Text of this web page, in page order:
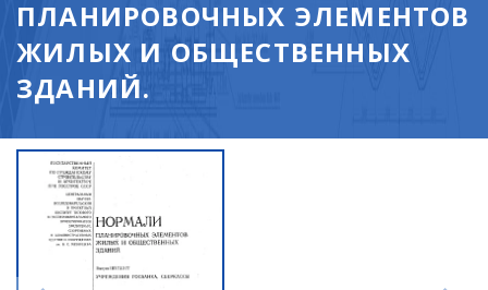
ПЛАНИРОВОЧНЫХ ЭЛЕМЕНТОВ
ЖИЛЫХ И ОБЩЕСТВЕННЫХ
ЗДАНИЙ.